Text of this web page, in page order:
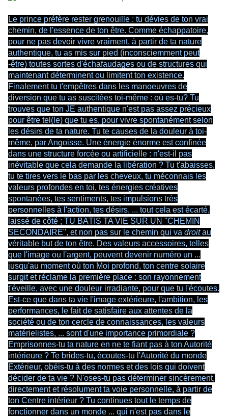
Le prince préfère rester grenouille : tu dévies de ton vrai
chemin, de l'essence de ton être. Comme échappatoire,
pour ne pas devoir vivre vraiment, à partir de ta nature
authentique, tu as mis sur pied (inconsciemment peut
-être) toutes sortes d'échafaudages ou de structures qui
maintenant déterminent ou limitent ton existence.
Finalement tu t'empêtres dans les manoeuvres de
diversion que tu as suscitées toi-même : où es-tu? Tu
trouves que ton JE authentique n'est pas assez précieux
pour être tel(le) que tu es, pour vivre spontanément selon
les désirs de ta nature. Tu te causes de la douleur à toi-
même, par Angoisse. Une énergie énorme est confinée
dans une structure forcée ou artificielle : n'est-il pas
inévitable que cela demande la libération ? Tu t'abaisses,
tu te tires vers le bas par les cheveux, tu méconnais les
valeurs profondes en toi, tes énergies créatives
spontanées, tes sentiments, tes impulsions très
personnelles à l'action, tes désirs, ... tout cela est écarté,
laissé de côté ; TU BÂTIS TA VIE SUR UN "CHEMIN
SECONDAIRE", et non pas sur le chemin qui va droitau
véritable but de ton être. Des valeurs accessoires, telles
que l'image ou l'argent, peuvent devenir numéro un ...
jusqu'au moment où ton Moi profond, ton centre solaire
surgit et réclame la première place : son rayonnement
t'éveille, avec une douleur irradiante, pour que tu l'écoutes.
Est-ce que dans ta vie l'image extérieure, l'ambition, les
performances, le fait de satisfaire aux attentes de la
société ou de ton cercle de connaissances, les valeurs
matérielistes, ... sont d'une importance primordiale ?
Emprisonnes-tu ta nature en ne te fiant pas à ton Autorité
intérieure ? Te brides-tu, écoutes-tu l'Autorité du monde
Extérieur, obéis-tu à des normes et des lois qui doivent
décider de ta vie ? N'oses-tu pas déterminer sincèrement,
directement et résolument ta voie personnelle, à partir de
ton Centre intérieur ? Tu continues tout le temps de
fonctionner dans un monde ... qui n'est pas dans le